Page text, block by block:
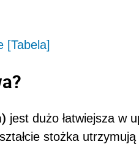
[Tabela]
jest dużo łatwiejsza w
stożka